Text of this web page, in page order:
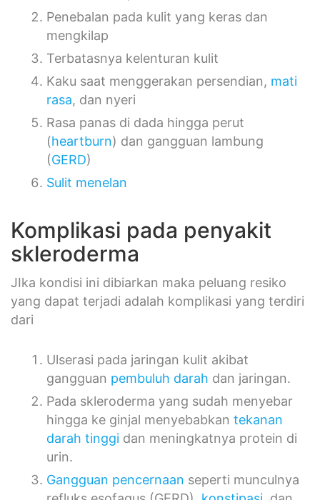
Penebalan pada kulit yang keras dan
mengkilap
Terbatasnya kelenturan kulit
Kaku saat menggerakan persendian, mati
rasa, dan nyeri
Rasa panas di dada hingga perut
(heartburn) dan gangguan lambung
(GERD)
Sulit menelan
Komplikasi pada penyakit
skleroderma
JIka kondisi ini dibiarkan maka peluang resiko
yang dapat terjadi adalah komplikasi yang terdiri
dari
Ulserasi pada jaringan kulit akibat
gangguan pembuluh darah dan jaringan.
Pada skleroderma yang sudah menyebar
hingga ke ginjal menyebabkan tekanan
darah tinggi dan meningkatnya protein di
urin.
Gangguan pencernaan seperti munculnya